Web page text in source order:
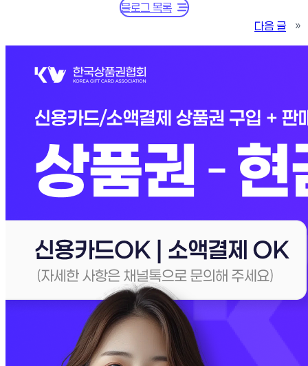
블로그 목록
다음 글
»